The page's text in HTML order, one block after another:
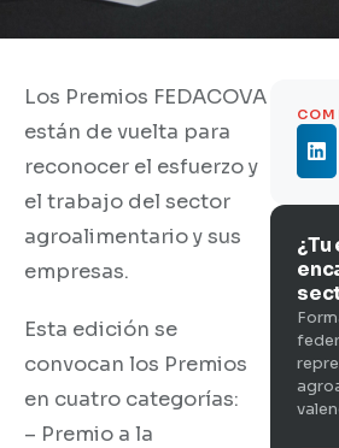
Los Premios FEDACOVA
están de vuelta para
reconocer el esfuerzo y
el trabajo del sector
agroalimentario y sus
empresas.
Esta edición se
convocan los Premios
en cuatro categorías:
– Premio a la